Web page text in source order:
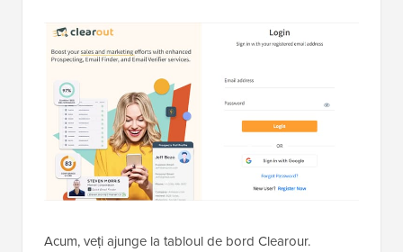
Acum, veți ajunge la tabloul de bord Clearour.